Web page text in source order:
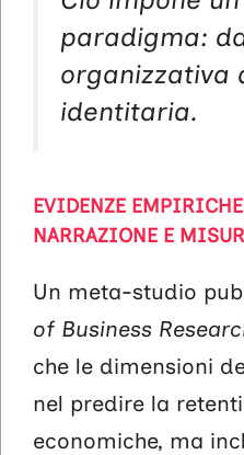
paradigma:
organizzativa
identitaria.
EVIDENZE
NARRAZIONE E
Un meta-studio
of Business
che le dimensioni
nel predire la
economiche, ma